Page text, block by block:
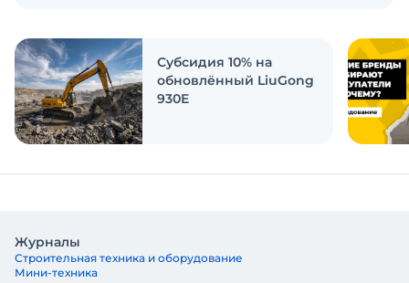
ответить на эти вопросы
Субсидия 10% на
обновлённый LiuGong
930E
Журналы
Строительная техника и оборудование
Мини-техника